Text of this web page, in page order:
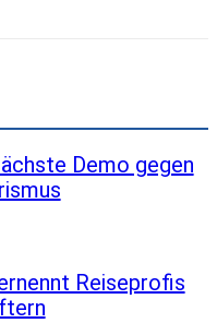
Demo gegen
Reiseprofis